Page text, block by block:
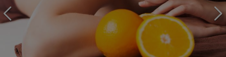
Līdz brīnišķīgai atpūtai atlikuši tikai daži soļi
PĒRKU